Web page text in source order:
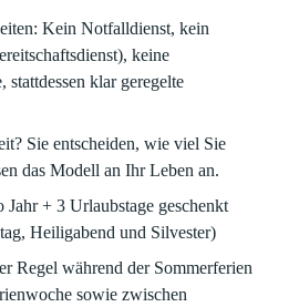
Kein Notfalldienst, kein
keine
stattdessen klar geregelte
Sie entscheiden, wie viel Sie
das Modell an Ihr Leben an.
Jahr + 3 Urlaubstage geschenkt
Heiligabend und Silvester)
Regel während der Sommerferien
sowie zwischen